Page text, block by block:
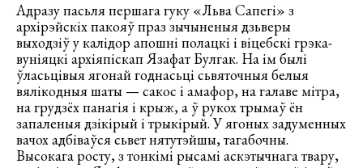
Адразу пасьля першага гуку «Льва Сапегі» з
архірэйскіх пакояў праз зычыненыя дзьверы
выходзіў у калідор апошні полацкі і віцебскі грэка-
вуніяцкі архіяпіскап Язафат Булгак. На ім былі
ўласьцівыя ягонай годнасьці сьвяточныя белыя
вялікодныя шаты — сакос і амафор, на галаве мітра,
на грудзёх панагія і крыж, а ў рукох трымаў ён
запаленыя дзікірый і трыкірый. У ягоных задуменных
вачох адбіваўся сьвет нятутэйшы, тагабочны.
Высокага росту, з тонкімі рысамі аскэтычнага твару,